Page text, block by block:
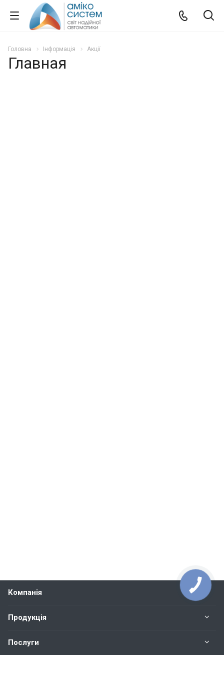
Головна Інформація Акції
Главная
Компанія
Продукція
Послуги